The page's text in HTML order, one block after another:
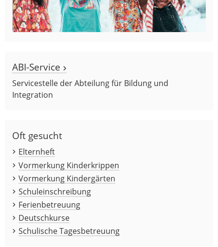
ABI-Service
Servicestelle der Abteilung für Bildung und
Integration
Oft gesucht
Elternheft
Vormerkung Kinderkrippen
Vormerkung Kindergärten
Schuleinschreibung
Ferienbetreuung
Deutschkurse
Schulische Tagesbetreuung